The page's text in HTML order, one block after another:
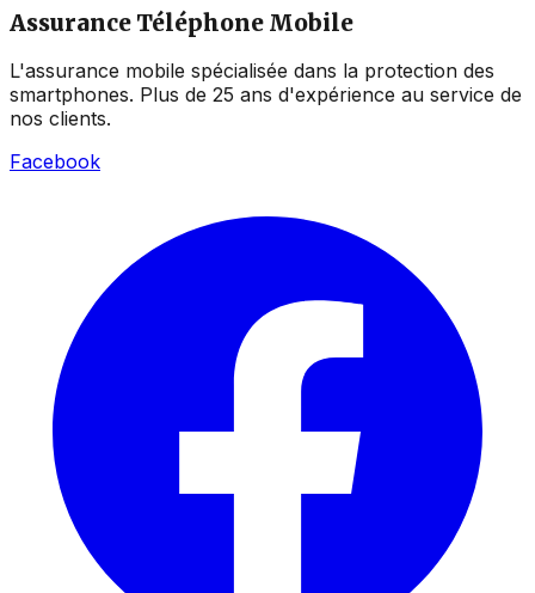
Assurance Téléphone Mobile
L'assurance mobile spécialisée dans la protection des
smartphones. Plus de 25 ans d'expérience au service de
nos clients.
Facebook